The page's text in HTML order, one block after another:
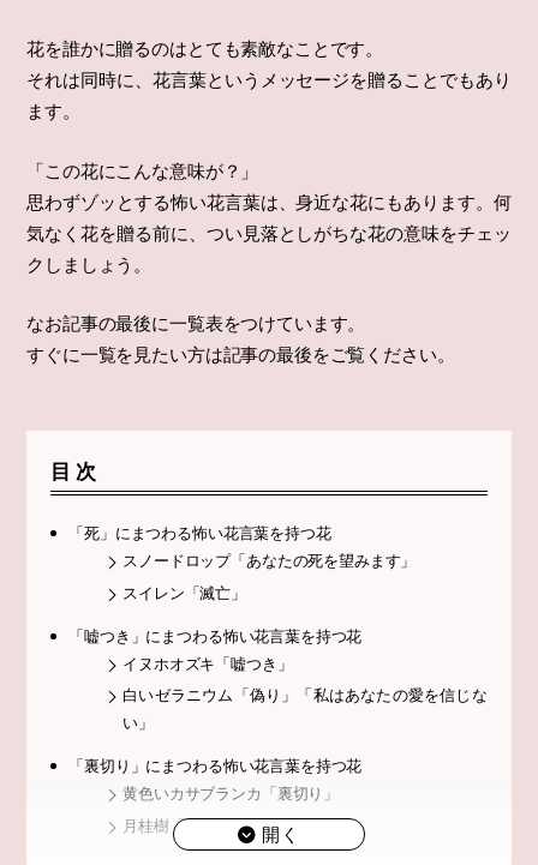
花を誰かに贈るのはとても素敵なことです。
それは同時に、花言葉というメッセージを贈ることでもあり
ます。
「この花にこんな意味が？」
思わずゾッとする怖い花言葉は、身近な花にもあります。何
気なく花を贈る前に、つい見落としがちな花の意味をチェッ
クしましょう。
なお記事の最後に一覧表をつけています。
すぐに一覧を見たい方は記事の最後をご覧ください。
目次
「死」にまつわる怖い花言葉を持つ花
スノードロップ「あなたの死を望みます」
スイレン「滅亡」
「嘘つき」にまつわる怖い花言葉を持つ花
イヌホオズキ「嘘つき」
白いゼラニウム「偽り」「私はあなたの愛を信じな
い」
「裏切り」にまつわる怖い花言葉を持つ花
黄色いカサブランカ「裏切り」
月桂樹「裏切り」「不信」